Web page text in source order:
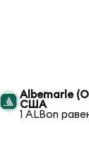
Albemarle
США
1 ALBon